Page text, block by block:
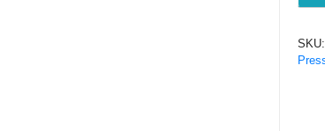
Prof.
SKU: